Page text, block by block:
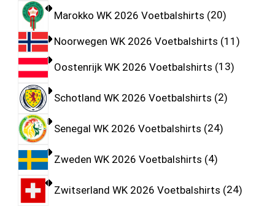
Marokko WK 2026 Voetbalshirts 20
Noorwegen WK 2026 Voetbalshirts 11
Oostenrijk WK 2026 Voetbalshirts 13
Schotland WK 2026 Voetbalshirts 2
Senegal WK 2026 Voetbalshirts 24
Zweden WK 2026 Voetbalshirts 4
Zwitserland WK 2026 Voetbalshirts 24